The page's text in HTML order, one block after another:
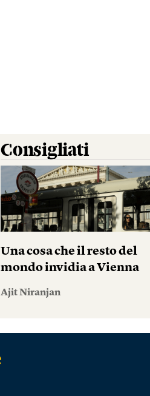
Consigliati
Una cosa che il resto del
mondo invidia a Vienna
Ajit Niranjan